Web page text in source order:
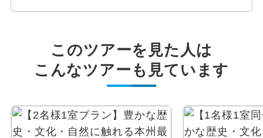
このツアーを見た人は
こんなツアーも見ています